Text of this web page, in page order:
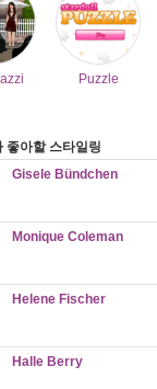
Puzzle
좋아할 스타일링
Gisele Bündchen
Monique Coleman
Helene Fischer
Halle Berry